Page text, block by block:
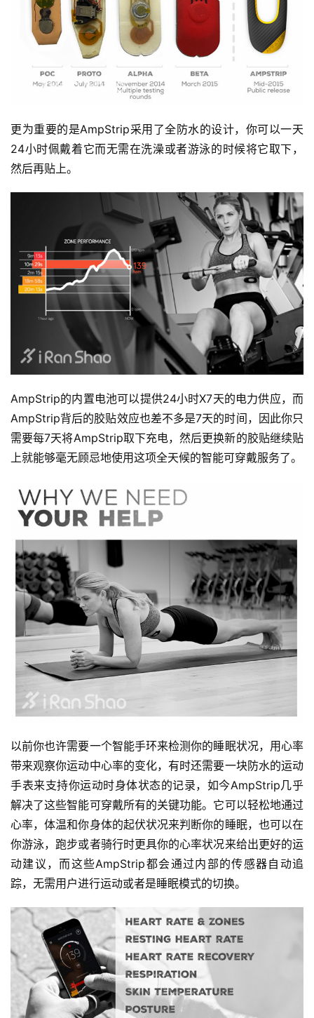
比
赛
观
察
装
更为重要的是AmpStrip采用了全防水的设计，你可以一天
24小时佩戴着它而无需在洗澡或者游泳的时候将它取下，
然后再贴上。
AmpStrip的内置电池可以提供24小时X7天的电力供应，而
AmpStrip背后的胶贴效应也差不多是7天的时间，因此你只
需要每7天将AmpStrip取下充电，然后更换新的胶贴继续贴
上就能够毫无顾忌地使用这项全天候的智能可穿戴服务了。
以前你也许需要一个智能手环来检测你的睡眠状况，用心率
带来观察你运动中心率的变化，有时还需要一块防水的运动
手表来支持你运动时身体状态的记录，如今AmpStrip几乎
解决了这些智能可穿戴所有的关键功能。它可以轻松地通过
心率，体温和你身体的起伏状况来判断你的睡眠，也可以在
你游泳，跑步或者骑行时更具你的心率状况来给出更好的运
动建议，而这些AmpStrip都会通过内部的传感器自动追
踪，无需用户进行运动或者是睡眠模式的切换。